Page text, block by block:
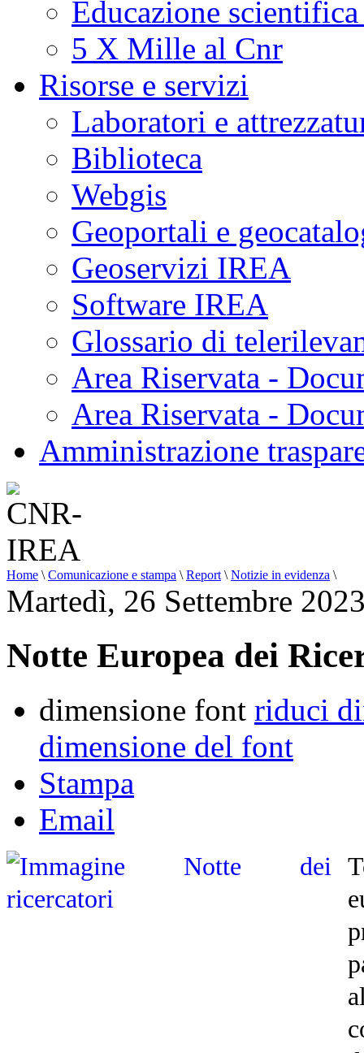
Educazione
5 X Mille al Cnr
Risorse e servizi
Laboratori e
Biblioteca
Webgis
Geoportali e
Geoservizi IREA
Software IREA
Glossario di
Area Riservata -
Area Riservata -
Amministrazione
Home \ Comunicazione e stampa \ Report \ Notizie in evidenza \
Martedì, 26 Settembre
Notte Europea dei
dimensione font riduci
dimensione del font
Stampa
Email